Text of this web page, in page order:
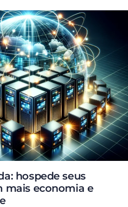
hospede seus
mais economia e